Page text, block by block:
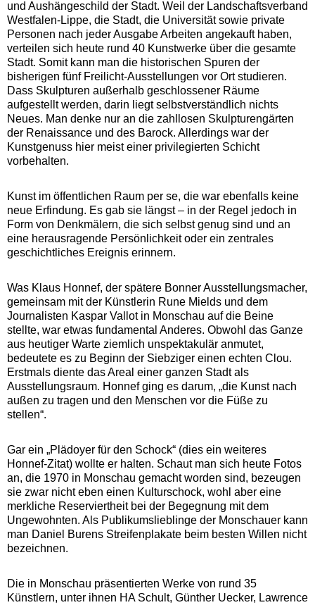
und Aushängeschild der Stadt. Weil der Landschaftsverband
Westfalen-Lippe, die Stadt, die Universität sowie private
Personen nach jeder Ausgabe Arbeiten angekauft haben,
verteilen sich heute rund 40 Kunstwerke über die gesamte
Stadt. Somit kann man die historischen Spuren der
bisherigen fünf Freilicht-Ausstellungen vor Ort studieren.
Dass Skulpturen außerhalb geschlossener Räume
aufgestellt werden, darin liegt selbstverständlich nichts
Neues. Man denke nur an die zahllosen Skulpturengärten
der Renaissance und des Barock. Allerdings war der
Kunstgenuss hier meist einer privilegierten Schicht
vorbehalten.
Kunst im öffentlichen Raum per se, die war ebenfalls keine
neue Erfindung. Es gab sie längst – in der Regel jedoch in
Form von Denkmälern, die sich selbst genug sind und an
eine herausragende Persönlichkeit oder ein zentrales
geschichtliches Ereignis erinnern.
Was Klaus Honnef, der spätere Bonner Ausstellungsmacher,
gemeinsam mit der Künstlerin Rune Mields und dem
Journalisten Kaspar Vallot in Monschau auf die Beine
stellte, war etwas fundamental Anderes. Obwohl das Ganze
aus heutiger Warte ziemlich unspektakulär anmutet,
bedeutete es zu Beginn der Siebziger einen echten Clou.
Erstmals diente das Areal einer ganzen Stadt als
Ausstellungsraum. Honnef ging es darum, „die Kunst nach
außen zu tragen und den Menschen vor die Füße zu
stellen“.
Gar ein „Plädoyer für den Schock“ (dies ein weiteres
Honnef-Zitat) wollte er halten. Schaut man sich heute Fotos
an, die 1970 in Monschau gemacht worden sind, bezeugen
sie zwar nicht eben einen Kulturschock, wohl aber eine
merkliche Reserviertheit bei der Begegnung mit dem
Ungewohnten. Als Publikumslieblinge der Monschauer kann
man Daniel Burens Streifenplakate beim besten Willen nicht
bezeichnen.
Die in Monschau präsentierten Werke von rund 35
Künstlern, unter ihnen HA Schult, Günther Uecker, Lawrence